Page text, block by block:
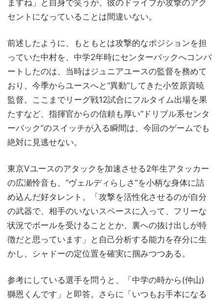
ますね」と自身で笑うが、彼のドライブが攻撃のアク
セントになっていることは間違いない。
前述したように、もともとは攻撃的なポジションを担
っていた中村を、中学2年時にセンターバックへコンバ
ートしたのは、当時はジュニアユースの監督を務めて
おり、今季からユースへと“異動”してきた小笠原資暁
監督。ここまでリーグ戦12試合にフルタイム出場を果
たすなど、指揮官からの信頼も厚い“ドリブル系センタ
ーバック”のスイッチが入る瞬間は、今回のゲームでも
絶対に見逃せない。
東京Vユースのアタックを加速させる2年生アタッカー
の広瀬怜音も、“ヴェルディらしさ”を小柄な身体に詰
め込んだ好タレント。「攻撃を活性化させるのが自分
の武器で、相手のいないスペースに入って、フリーな
状況でボールを受けることとか、裏への抜け出しが特
徴だと思っています」と自己分析する能力を存分に生
かし、シャドーの定位置を確実に掴みつつある。
参考にしている選手を問うと、「中学の時から(仲山)
獅恩くんです」と即答。さらに「いつもお手本になる